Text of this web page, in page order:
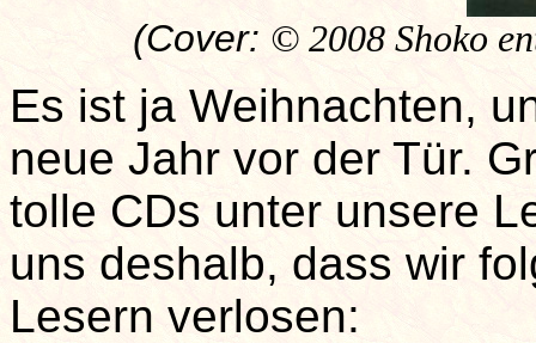
(Cover: © 2008 Shoko
Es ist ja Weihnachten,
neue Jahr vor der Tür.
tolle CDs unter unsere
uns deshalb, dass wir
Lesern verlosen: